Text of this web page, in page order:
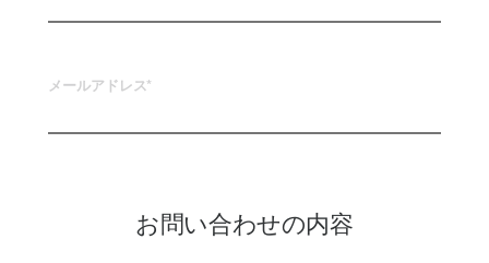
メールアドレス*
お問い合わせの内容